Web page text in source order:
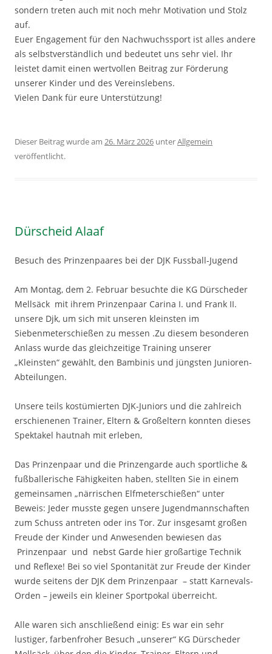
sondern treten auch mit noch mehr Motivation und Stolz
auf.
Euer Engagement für den Nachwuchssport ist alles andere
als selbstverständlich und bedeutet uns sehr viel. Ihr
leistet damit einen wertvollen Beitrag zur Förderung
unserer Kinder und des Vereinslebens.
Vielen Dank für eure Unterstützung!
Dieser Beitrag wurde am 26. März 2026 unterAllgemein
veröffentlicht.
Dürscheid Alaaf
Besuch des Prinzenpaares bei der DJK Fussball-Jugend
Am Montag, dem 2. Februar besuchte die KG Dürscheder
Mellsäck mit ihrem Prinzenpaar Carina I. und Frank II.
unsere Djk, um sich mit unseren kleinsten im
Siebenmeterschießen zu messen .Zu diesem besonderen
Anlass wurde das gleichzeitige Training unserer
„Kleinsten“ gewählt, den Bambinis und jüngsten Junioren-
Abteilungen.
Unsere teils kostümierten DJK-Juniors und die zahlreich
erschienenen Trainer, Eltern & Großeltern konnten dieses
Spektakel hautnah mit erleben,
Das Prinzenpaar und die Prinzengarde auch sportliche &
fußballerische Fähigkeiten haben, stellten Sie in einem
gemeinsamen „närrischen Elfmeterschießen“ unter
Beweis: Jeder musste gegen unsere Jugendmannschaften
zum Schuss antreten oder ins Tor. Zur insgesamt großen
Freude der Kinder und Anwesenden bewiesen das
Prinzenpaar und nebst Garde hier großartige Technik
und Reflexe! Bei so viel Spontanität zur Freude der Kinder
wurde seitens der DJK dem Prinzenpaar – statt Karnevals-
Orden – jeweils ein kleiner Sportpokal überreicht.
Alle waren sich anschließend einig: Es war ein sehr
lustiger, farbenfroher Besuch „unserer“ KG Dürscheder